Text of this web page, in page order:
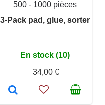
500 - 1000 pièces
3-Pack pad, glue, sorter
En stock (10)
34,00 €